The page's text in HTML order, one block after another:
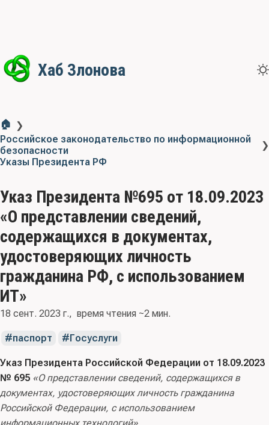
Хаб Злонова
🏠 ❯
Российское законодательство по информационной
безопасности
❯
Указы Президента РФ
Указ Президента №695 от 18.09.2023
«О представлении сведений,
содержащихся в документах,
удостоверяющих личность
гражданина РФ, с использованием
ИТ»
18 сент. 2023 г. время чтения ~2 мин.
паспорт Госуслуги
Указ Президента Российской Федерации от 18.09.2023
№ 695 «О представлении сведений, содержащихся в
документах, удостоверяющих личность гражданина
Российской Федерации, с использованием